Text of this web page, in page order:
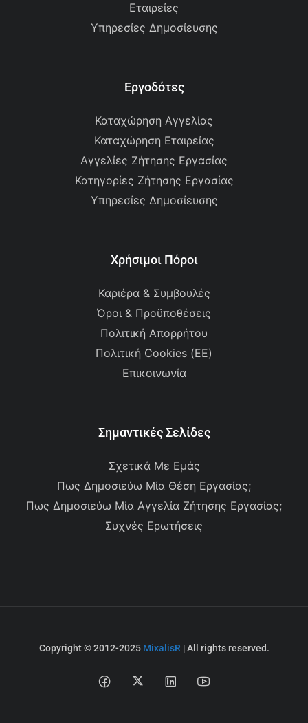
Εταιρείες
Υπηρεσίες Δημοσίευσης
Εργοδότες
Καταχώρηση Αγγελίας
Καταχώρηση Εταιρείας
Αγγελίες Ζήτησης Εργασίας
Κατηγορίες Ζήτησης Εργασίας
Υπηρεσίες Δημοσίευσης
Χρήσιμοι Πόροι
Καριέρα & Συμβουλές
Όροι & Προϋποθέσεις
Πολιτική Απορρήτου
Πολιτική Cookies (ΕΕ)
Επικοινωνία
Σημαντικές Σελίδες
Σχετικά Με Εμάς
Πως Δημοσιεύω Μία Θέση Εργασίας;
Πως Δημοσιεύω Μία Αγγελία Ζήτησης Εργασίας;
Συχνές Ερωτήσεις
Copyright © 2012-2025 MixalisR | All rights reserved.